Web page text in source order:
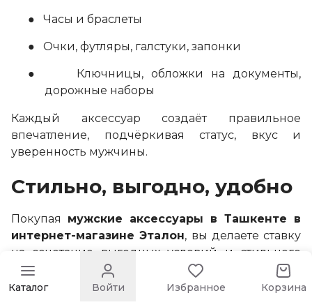
● Часы и браслеты
● Очки, футляры, галстуки, запонки
●
Ключницы, обложки на документы,
дорожные наборы
Каждый аксессуар создаёт правильное
впечатление, подчёркивая статус, вкус и
уверенность мужчины.
Стильно, выгодно, удобно
Покупая мужские аксессуары в Ташкенте в
интернет-магазине Эталон, вы делаете ставку
на сочетание выгодных условий и стильного
ассортимента. Мы регулярно пополняем
коллекции, следим за модными тенденциями
Каталог Войти Избранное Корзина